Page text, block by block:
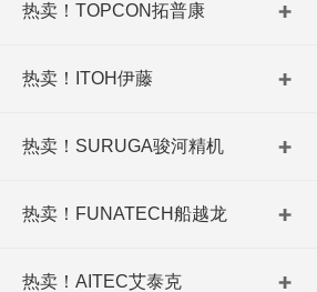
热卖！TOPCON拓普康
热卖！ITOH伊藤
热卖！SURUGA骏河精机
热卖！FUNATECH船越龙
热卖！AITEC艾泰克